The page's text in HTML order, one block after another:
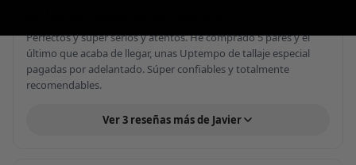
Perfectos y súper serios y atentos. He comprado 5 pares y el
último que acaba de llegar, unas Uptempo de tallaje especial
pagadas por adelantado. Súper confiables y totalmente
recomendables.
Ver 3 reseñas más de Javier